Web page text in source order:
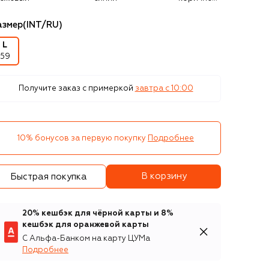
(INT/RU)
L
59
Получите заказ с примеркой завтра c 10:00
10% бонусов за первую покупку Подробнее
Быстрая покупка В корзину
20% кешбэк для чёрной карты и 8%
кешбэк для оранжевой карты
С Альфа-Банком на карту ЦУМа
Подробнее